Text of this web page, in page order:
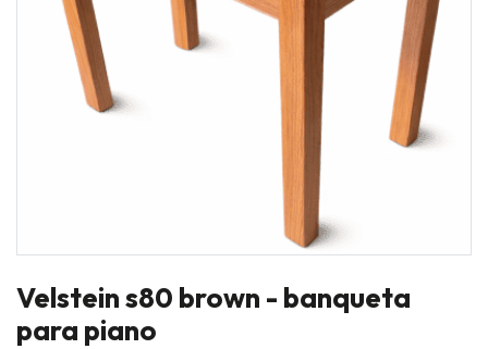
Velstein s80 brown - banqueta
para piano